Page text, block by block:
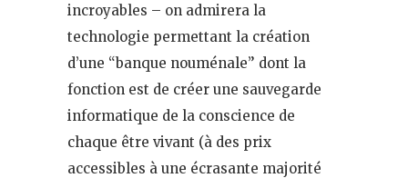
incroyables – on admirera la
technologie permettant la création
d’une “banque nouménale” dont la
fonction est de créer une sauvegarde
informatique de la conscience de
chaque être vivant (à des prix
accessibles à une écrasante majorité